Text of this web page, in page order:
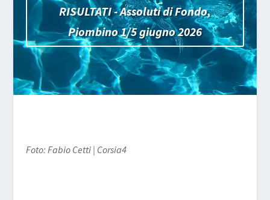
RISULTATI - Assoluti di Fondo,
Piombino 1/5 giugno 2026
Foto: Fabio Cetti | Corsia4